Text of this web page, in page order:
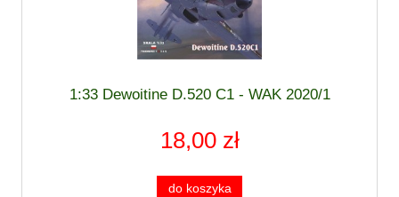
1:33 Dewoitine D.520 C1 - WAK 2020/1
18,00 zł
do koszyka